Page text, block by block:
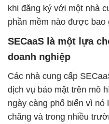
khi đăng ký với một nhà
phần mềm nào được bao
SECaaS là một lựa
doanh nghiệp
Các nhà cung cấp
dịch vụ bảo mật trên mô
ngày càng phổ biến vì nó
chăng và trong nhiều